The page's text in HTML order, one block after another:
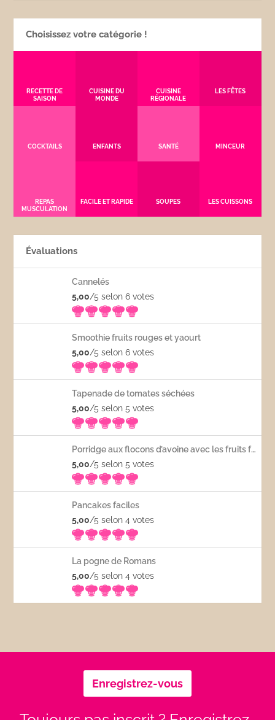
Choisissez votre catégorie !
RECETTE DE
SAISON
CUISINE DU
MONDE
CUISINE
RÉGIONALE
LES FÊTES
COCKTAILS ENFANTS SANTÉ MINCEUR
REPAS
MUSCULATION
FACILE ET RAPIDE SOUPES LES CUISSONS
Évaluations
Cannelés
5,00/5 selon 6votes
Smoothie fruits rouges et yaourt
5,00/5 selon 6votes
Tapenade de tomates séchées
5,00/5 selon 5votes
Porridge aux flocons d’avoine avec les fruits frais
5,00/5 selon 5votes
Pancakes faciles
5,00/5 selon 4votes
La pogne de Romans
5,00/5 selon 4votes
Enregistrez-vous